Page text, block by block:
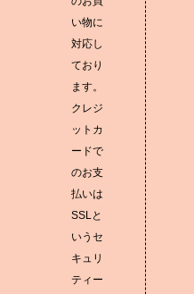
い物に
対応し
ており
ます。
クレジ
ットカ
ードで
のお支
払いは
SSLと
いうセ
キュリ
ティー